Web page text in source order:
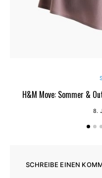
H&M Move: Sommer &
8.
SCHREIBE EINEN